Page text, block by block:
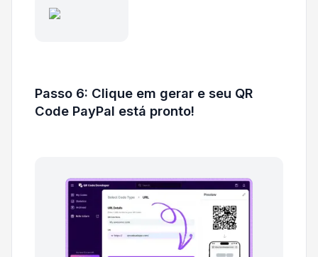
Passo 6: Clique em gerar e seu QR
Code PayPal está pronto!